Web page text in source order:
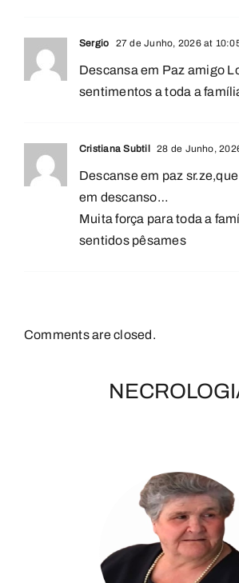
Sergio 27 de Junho, 2026 at
Descansa em Paz amigo
sentimentos a toda a
Cristiana Subtil 28 de Junho,
Descanse em paz
em descanso…
Muita força para toda a
sentidos pêsames
Comments are closed.